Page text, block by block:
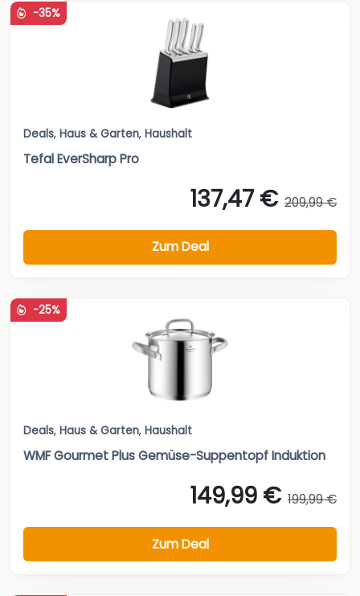
-35%
Deals, Haus & Garten, Haushalt
Tefal EverSharp Pro
137,47 € 209,99 €
Zum Deal
-25%
Deals, Haus & Garten, Haushalt
WMF Gourmet Plus Gemüse-Suppentopf Induktion
149,99 € 199,99 €
Zum Deal